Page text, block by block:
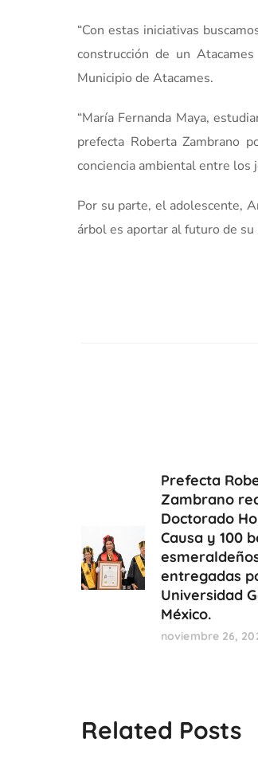
“Con estas iniciativas
construcción de un
Municipio de Atacames.
“María Fernanda Maya,
prefecta Roberta Zambrano
conciencia ambiental entre los
Por su parte, el adolescente,
árbol es aportar al futuro de su
Prefecta
Zambrano
Doctorado
Causa y 100
entregadas
Universidad
México.
noviembre 26,
Related Posts